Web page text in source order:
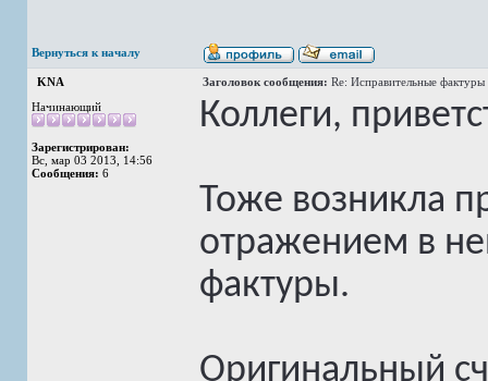
Вернуться к началу
KNA Заголовок сообщения: Re: Исправительные фактуры
Начинающий
Зарегистрирован:
Вс, мар 03 2013, 14:56
Сообщения: 6
Коллеги,
Тоже возникла
отражением в
фактуры.
Оригинальный